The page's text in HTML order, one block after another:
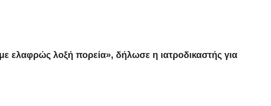
λοξή πορεία», δήλωσε η ιατροδικαστής για